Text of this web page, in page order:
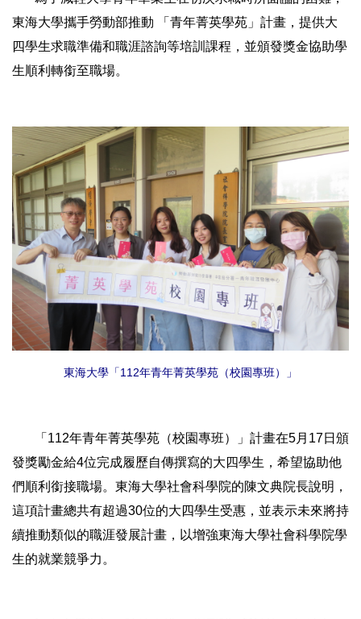
東海大學攜手勞動部推動 「青年菁英學苑」計畫，提供大
四學生求職準備和職涯諮詢等培訓課程，並頒發獎金協助學
生順利轉銜至職場。
東海大學「112年青年菁英學苑（校園專班）」
「112年青年菁英學苑（校園專班）」計畫在5月17日頒
發獎勵金給4位完成履歷自傳撰寫的大四學生，希望協助他
們順利銜接職場。東海大學社會科學院的陳文典院長說明，
這項計畫總共有超過30位的大四學生受惠，並表示未來將持
續推動類似的職涯發展計畫，以增強東海大學社會科學院學
生的就業競爭力。